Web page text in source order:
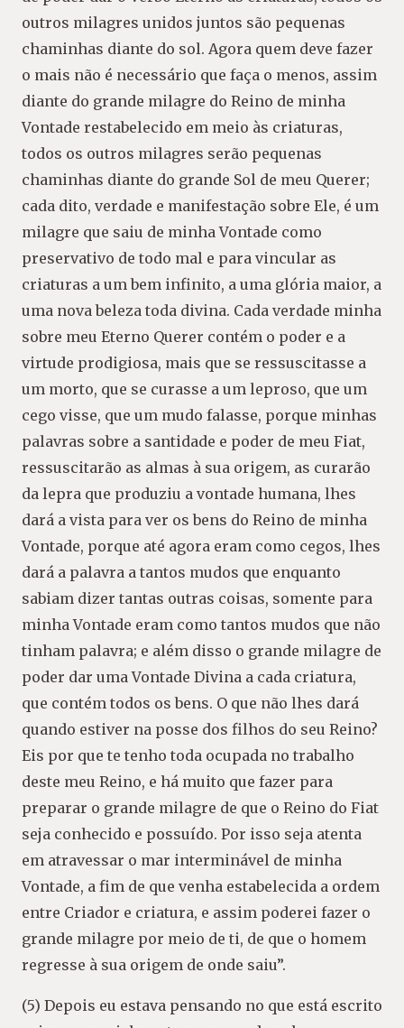
outros milagres unidos juntos são pequenas
chaminhas diante do sol. Agora quem deve fazer
o mais não é necessário que faça o menos, assim
diante do grande milagre do Reino de minha
Vontade restabelecido em meio às criaturas,
todos os outros milagres serão pequenas
chaminhas diante do grande Sol de meu Querer;
cada dito, verdade e manifestação sobre Ele, é um
milagre que saiu de minha Vontade como
preservativo de todo mal e para vincular as
criaturas a um bem infinito, a uma glória maior, a
uma nova beleza toda divina. Cada verdade minha
sobre meu Eterno Querer contém o poder e a
virtude prodigiosa, mais que se ressuscitasse a
um morto, que se curasse a um leproso, que um
cego visse, que um mudo falasse, porque minhas
palavras sobre a santidade e poder de meu Fiat,
ressuscitarão as almas à sua origem, as curarão
da lepra que produziu a vontade humana, lhes
dará a vista para ver os bens do Reino de minha
Vontade, porque até agora eram como cegos, lhes
dará a palavra a tantos mudos que enquanto
sabiam dizer tantas outras coisas, somente para
minha Vontade eram como tantos mudos que não
tinham palavra; e além disso o grande milagre de
poder dar uma Vontade Divina a cada criatura,
que contém todos os bens. O que não lhes dará
quando estiver na posse dos filhos do seu Reino?
Eis por que te tenho toda ocupada no trabalho
deste meu Reino, e há muito que fazer para
preparar o grande milagre de que o Reino do Fiat
seja conhecido e possuído. Por isso seja atenta
em atravessar o mar interminável de minha
Vontade, a fim de que venha estabelecida a ordem
entre Criador e criatura, e assim poderei fazer o
grande milagre por meio de ti, de que o homem
regresse à sua origem de onde saiu”.
(5) Depois eu estava pensando no que está escrito